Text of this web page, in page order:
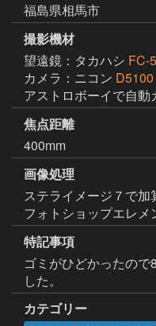
福島県相馬市
撮影機材
望遠鏡：タカハシ FC-
カメラ：ニコン D5100
アストロボーイで自動
焦点距離
400mm
画像処理
ステライメージ７で加
特記事項
ゴミがひどかったので
した。
カテゴリー